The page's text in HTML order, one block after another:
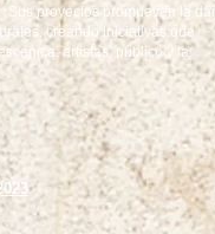
Sus proyectos promueven la
creando iniciativas que
artistas, público y la